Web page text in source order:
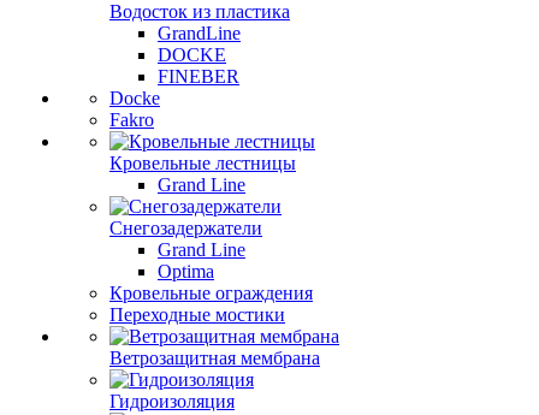
Водосток из пластика
GrandLine
DOCKE
FINEBER
Docke
Fakro
Кровельные лестницы
Grand Line
Снегозадержатели
Grand Line
Optima
Кровельные ограждения
Переходные мостики
Ветрозащитная мембрана
Гидроизоляция